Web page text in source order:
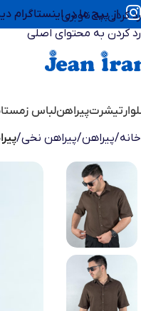
رد کردن به ناوبری
رد کردن به محتوای اصلی
از پیج ما در اینستاگرام
تیشرتپیراهنلباس
خانه/پیراهن/پیراهن نخی/